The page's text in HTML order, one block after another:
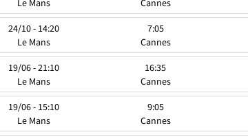
Le Mans
Cannes
24/10 - 14:20
Le Mans
7:05
Cannes
19/06 - 21:10
Le Mans
16:35
Cannes
19/06 - 15:10
Le Mans
9:05
Cannes